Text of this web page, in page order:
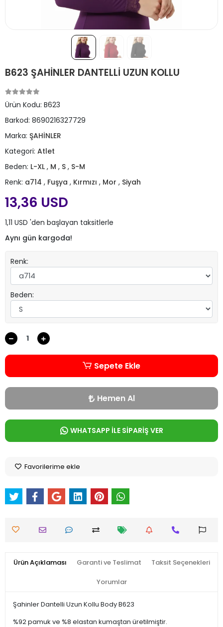
B623 ŞAHİNLER DANTELLİ UZUN KOLLU
Ürün Kodu: B623
Barkod: 8690216327729
Marka: ŞAHİNLER
Kategori: Atlet
Beden: L-XL , M , S , S-M
Renk: a714 , Fuşya , Kırmızı , Mor , Siyah
13,36 USD
1,11 USD 'den başlayan taksitlerle
Aynı gün kargoda!
Renk:
Beden:
Sepete Ekle
Hemen Al
WHATSAPP İLE SİPARİŞ VER
Favorilerime ekle
Ürün Açıklaması Garanti ve Teslimat Taksit Seçenekleri
Yorumlar
Şahinler Dantelli Uzun Kollu Body B623
%92 pamuk ve %8 elastan kumaştan üretilmiştir.